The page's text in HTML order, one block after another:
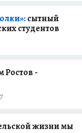
сытный
студентов
Ростов -
жизни мы